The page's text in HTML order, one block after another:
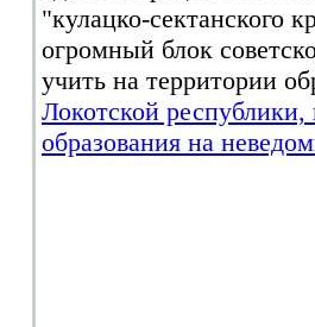
"кулацко-сектанского
огромный блок
учить на территории
Локотской
образования на